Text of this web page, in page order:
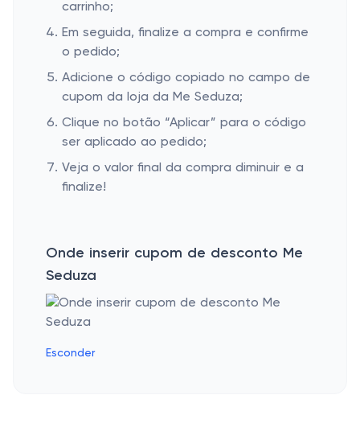
carrinho;
Em seguida, finalize a compra e confirme
o pedido;
Adicione o código copiado no campo de
cupom da loja da Me Seduza;
Clique no botão “Aplicar” para o código
ser aplicado ao pedido;
Veja o valor final da compra diminuir e a
finalize!
Onde inserir cupom de desconto Me
Seduza
Esconder